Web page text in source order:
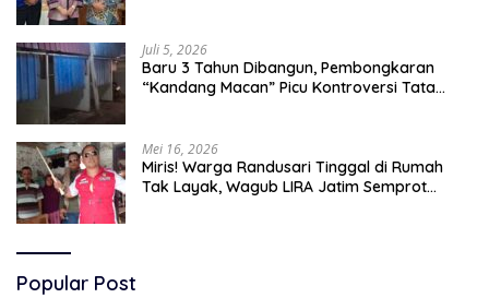
Juli 5, 2026
Baru 3 Tahun Dibangun, Pembongkaran
“Kandang Macan” Picu Kontroversi Tata
Mei 16, 2026
Miris! Warga Randusari Tinggal di Rumah
Tak Layak, Wagub LIRA Jatim Semprot
Popular Post